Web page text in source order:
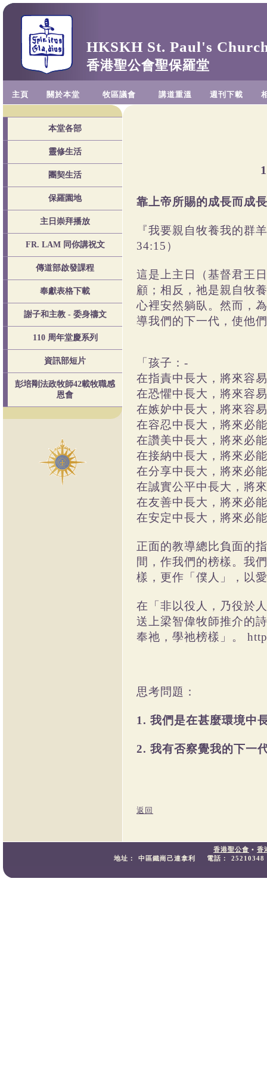
HKSKH St. Paul's
香港聖公會聖保羅堂
主頁 關於本堂 牧區議會 講道重溫 週刊下載
本堂各部
靈修生活
團契生活
保羅園地
主日崇拜播放
FR. LAM 同你講祝文
傳道部啟發課程
奉獻表格下載
謝子和主教 - 委身禱文
110 周年堂慶系列
資訊部短片
彭培剛法政牧師42載牧職感
恩會
靠上帝所賜的
『我要親自牧養我的群
34:15）
這是上主日（基督君王
顧；相反，祂是親自牧
心裡安然躺臥。然而，
導我們的下一代，使他
「孩子：-
在指責中長大，將來容
在恐懼中長大，將來容
在嫉妒中長大，將來容
在容忍中長大，將來必
在讚美中長大，將來必
在接納中長大，將來必
在分享中長大，將來必
在誠實公平中長大，將
在友善中長大，將來必
在安定中長大，將來必
正面的教導總比負面的
間，作我們的榜樣。我
樣，更作「僕人」，以
在「非以役人，乃役於
送上梁智偉牧師推介的
奉祂，學祂榜樣」。
思考問題：
1. 我們是在甚麼環境中
2. 我有否察覺我的下一
返回
香港聖公會 • 香
地址：
中區鐵崗己連拿利 電話： 25210348